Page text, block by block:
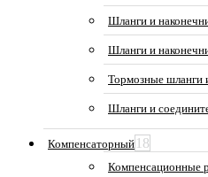
Шланги и
Шланги и
Тормозные шланги
Шланги и
Компенсаторный 18
Компенсационные